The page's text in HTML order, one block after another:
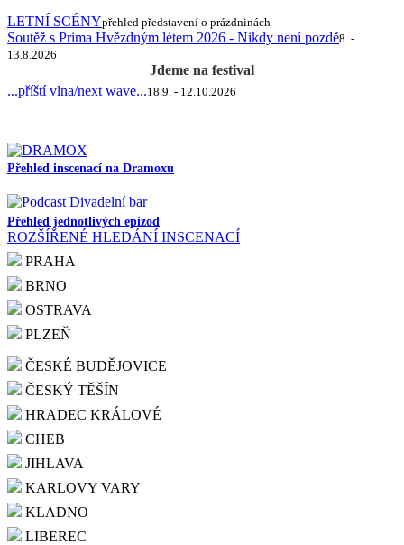
LETNÍ SCÉNYpřehled představení o prázdninách
Soutěž s Prima Hvězdným létem 2026 - Nikdy není pozdě8. -
13.8.2026
Jdeme na festival
...příští vlna/next wave...18.9. - 12.10.2026
Přehled inscenací na Dramoxu
Přehled jednotlivých epizod
ROZŠÍŘENÉ HLEDÁNÍ INSCENACÍ
PRAHA
BRNO
OSTRAVA
PLZEŇ
ČESKÉ BUDĚJOVICE
ČESKÝ TĚŠÍN
HRADEC KRÁLOVÉ
CHEB
JIHLAVA
KARLOVY VARY
KLADNO
LIBEREC